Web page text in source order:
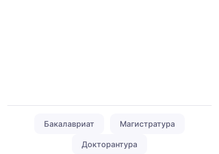
Бакалавриат Магистратура
Докторантура